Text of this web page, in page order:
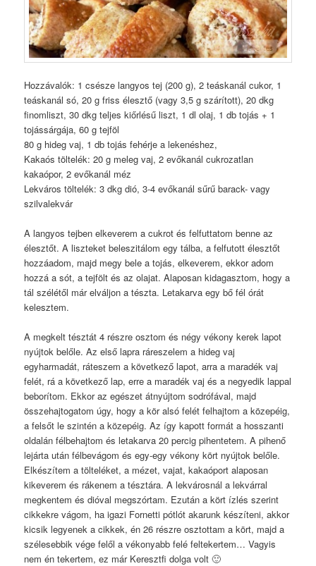
Hozzávalók: 1 csésze langyos tej (200 g), 2 teáskanál cukor, 1
teáskanál só, 20 g friss élesztő (vagy 3,5 g szárított), 20 dkg
finomliszt, 30 dkg teljes kiőrlésű liszt, 1 dl olaj, 1 db tojás + 1
tojássárgája, 60 g tejföl
80 g hideg vaj, 1 db tojás fehérje a lekenéshez,
Kakaós töltelék: 20 g meleg vaj, 2 evőkanál cukrozatlan
kakaópor, 2 evőkanál méz
Lekváros töltelék: 3 dkg dió, 3-4 evőkanál sűrű barack- vagy
szilvalekvár
A langyos tejben elkeverem a cukrot és felfuttatom benne az
élesztőt. A liszteket beleszitálom egy tálba, a felfutott élesztőt
hozzáadom, majd megy bele a tojás, elkeverem, ekkor adom
hozzá a sót, a tejfölt és az olajat. Alaposan kidagasztom, hogy a
tál szélétől már elváljon a tészta. Letakarva egy bő fél órát
kelesztem.
A megkelt tésztát 4 részre osztom és négy vékony kerek lapot
nyújtok belőle. Az első lapra ráreszelem a hideg vaj
egyharmadát, ráteszem a következő lapot, arra a maradék vaj
felét, rá a következő lap, erre a maradék vaj és a negyedik lappal
beborítom. Ekkor az egészet átnyújtom sodrófával, majd
összehajtogatom úgy, hogy a kör alsó felét felhajtom a közepéig,
a felsőt le szintén a közepéig. Az így kapott formát a hosszanti
oldalán félbehajtom és letakarva 20 percig pihentetem. A pihenő
lejárta után félbevágom és egy-egy vékony kört nyújtok belőle.
Elkészítem a tölteléket, a mézet, vajat, kakaóport alaposan
kikeverem és rákenem a tésztára. A lekvárosnál a lekvárral
megkentem és dióval megszórtam. Ezután a kört ízlés szerint
cikkekre vágom, ha igazi Fornetti pótlót akarunk készíteni, akkor
kicsik legyenek a cikkek, én 26 részre osztottam a kört, majd a
szélesebbik vége felől a vékonyabb felé feltekertem… Vagyis
nem én tekertem, ez már Keresztfi dolga volt 🙂